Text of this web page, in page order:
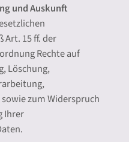
und Auskunft
Art. 15 ff. der
Rechte auf
Löschung,
zum Widerspruch
Ihrer